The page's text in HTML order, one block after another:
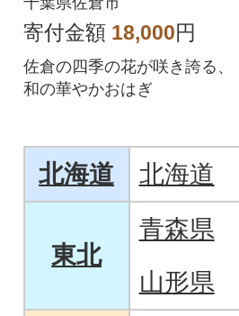
寄付金額 18,000円
佐倉の四季の花が咲き誇る、
和の華やかおはぎ
北海道 北海道
東北
青森県
山形県